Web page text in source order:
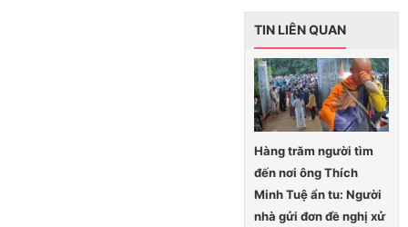
TIN LIÊN QUAN
Hàng trăm người tìm
đến nơi ông Thích
Minh Tuệ ẩn tu: Người
nhà gửi đơn đề nghị xử